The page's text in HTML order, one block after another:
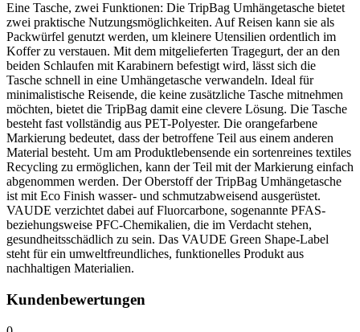
Eine Tasche, zwei Funktionen: Die TripBag Umhängetasche bietet
zwei praktische Nutzungsmöglichkeiten. Auf Reisen kann sie als
Packwürfel genutzt werden, um kleinere Utensilien ordentlich im
Koffer zu verstauen. Mit dem mitgelieferten Tragegurt, der an den
beiden Schlaufen mit Karabinern befestigt wird, lässt sich die
Tasche schnell in eine Umhängetasche verwandeln. Ideal für
minimalistische Reisende, die keine zusätzliche Tasche mitnehmen
möchten, bietet die TripBag damit eine clevere Lösung. Die Tasche
besteht fast vollständig aus PET-Polyester. Die orangefarbene
Markierung bedeutet, dass der betroffene Teil aus einem anderen
Material besteht. Um am Produktlebensende ein sortenreines textiles
Recycling zu ermöglichen, kann der Teil mit der Markierung einfach
abgenommen werden. Der Oberstoff der TripBag Umhängetasche
ist mit Eco Finish wasser- und schmutzabweisend ausgerüstet.
VAUDE verzichtet dabei auf Fluorcarbone, sogenannte PFAS-
beziehungsweise PFC-Chemikalien, die im Verdacht stehen,
gesundheitsschädlich zu sein. Das VAUDE Green Shape-Label
steht für ein umweltfreundliches, funktionelles Produkt aus
nachhaltigen Materialien.
Kundenbewertungen